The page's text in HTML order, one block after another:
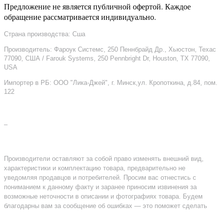
Предложение не является публичной офертой. Каждое
обращение рассматривается индивидуально.
Страна производства: Сша
Производитель: Фароук Системс, 250 Пеннбрайд Др., Хьюстон, Техас
77090, США / Farouk Systems, 250 Pennbright Dr, Houston, TX 77090,
USA
Импортер в РБ: ООО "Лика-Джей", г. Минск,ул. Кропоткина, д.84, пом.
122
–
Производители оставляют за собой право изменять внешний вид,
характеристики и комплектацию товара, предварительно не
уведомляя продавцов и потребителей. Просим вас отнестись с
пониманием к данному факту и заранее приносим извинения за
возможные неточности в описании и фотографиях товара. Будем
благодарны вам за сообщение об ошибках — это поможет сделать